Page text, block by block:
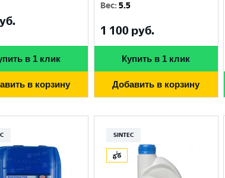
в 1 клик
в корзину
Вес:5.5
1 100 руб.
Купить в 1 клик
Добавить в корзину
SINTEC